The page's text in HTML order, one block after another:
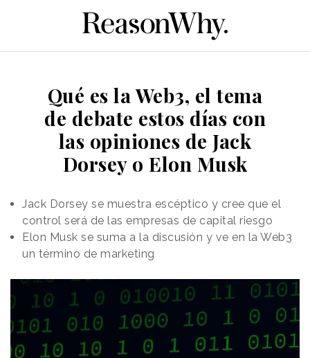
Qué es la Web3, el tema
de debate estos días con
las opiniones de Jack
Dorsey o Elon Musk
Jack Dorsey se muestra escéptico y cree que el
control será de las empresas de capital riesgo
Elon Musk se suma a la discusión y ve en la Web3
un término de marketing